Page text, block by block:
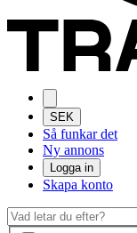
SEK
Så funkar det
Ny annons
Logga in
Skapa konto